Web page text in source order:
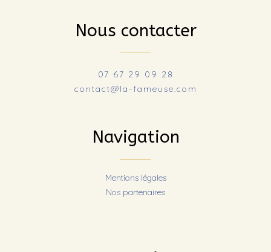
Nous contacter
07 67 29 09 28
contact@la-fameuse.com
Navigation
Mentions légales
Nos partenaires